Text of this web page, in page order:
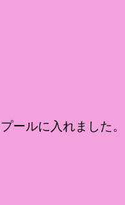
ールに入れました。